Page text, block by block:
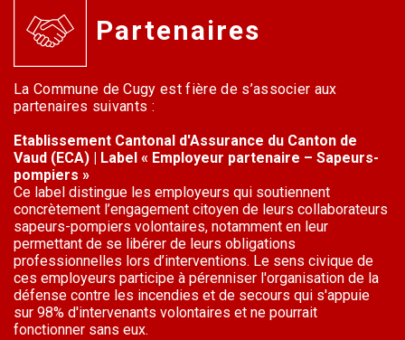
Partenaires
La Commune de Cugy est fière de s’associer aux
partenaires suivants :
Etablissement Cantonal d'Assurance du Canton de
Vaud (ECA) | Label « Employeur partenaire – Sapeurs-
pompiers »
Ce label distingue les employeurs qui soutiennent
concrètement l’engagement citoyen de leurs collaborateurs
sapeurs-pompiers volontaires, notamment en leur
permettant de se libérer de leurs obligations
professionnelles lors d’interventions. Le sens civique de
ces employeurs participe à pérenniser l'organisation de la
défense contre les incendies et de secours qui s'appuie
sur 98% d'intervenants volontaires et ne pourrait
fonctionner sans eux.